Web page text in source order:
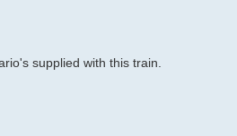
supplied with this train.